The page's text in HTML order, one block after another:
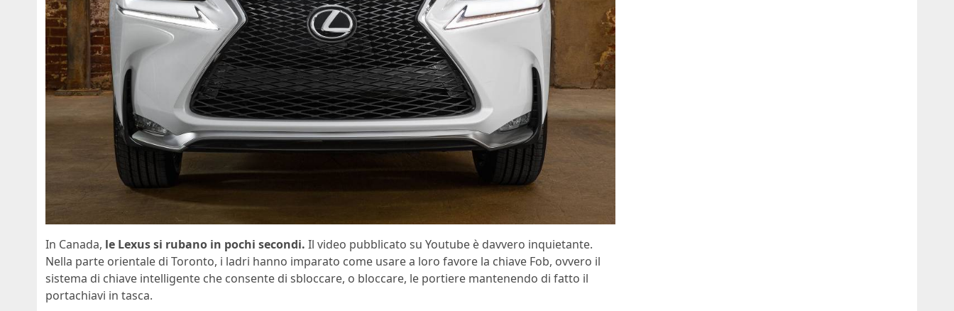
In Canada, le Lexus si rubano in pochi secondi. Il video pubblicato su Youtube è davvero inquietante.
Nella parte orientale di Toronto, i ladri hanno imparato come usare a loro favore la chiave Fob, ovvero il
sistema di chiave intelligente che consente di sbloccare, o bloccare, le portiere mantenendo di fatto il
portachiavi in tasca.